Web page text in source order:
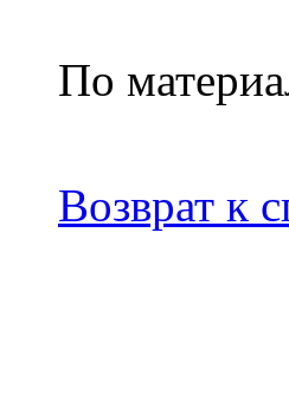
По
Возврат к